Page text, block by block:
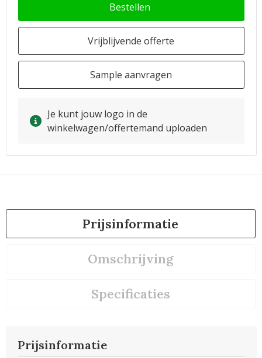
Bestellen
Vrijblijvende offerte
Sample aanvragen
Je kunt jouw logo in de
winkelwagen/offertemand uploaden
Prijsinformatie
Omschrijving
Specificaties
Prijsinformatie